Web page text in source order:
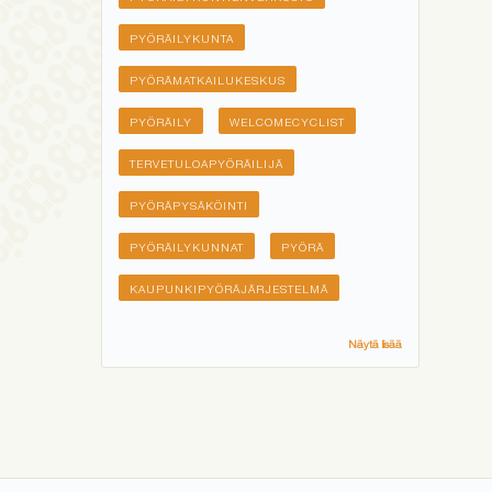
PYÖRÄILYKUNTA
PYÖRÄMATKAILUKESKUS
PYÖRÄILY WELCOMECYCLIST
TERVETULOAPYÖRÄILIJÄ
PYÖRÄPYSÄKÖINTI
PYÖRÄILYKUNNAT PYÖRÄ
KAUPUNKIPYÖRÄJÄRJESTELMÄ
Näytä lisää